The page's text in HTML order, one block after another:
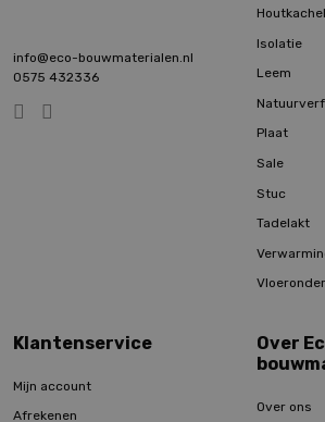
info@eco-bouwmaterialen.nl
0575 432336
Isolatie
Leem
Natuurverf
Plaat
Sale
Stuc
Tadelakt
Klantenservice
Mijn account
Afrekenen
Over
Over ons